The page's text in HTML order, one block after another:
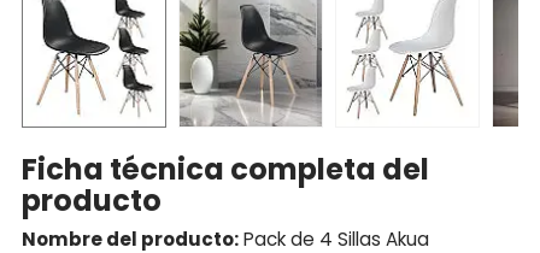
Ficha técnica completa del
producto
Nombre del producto:Pack de 4 Sillas Akua